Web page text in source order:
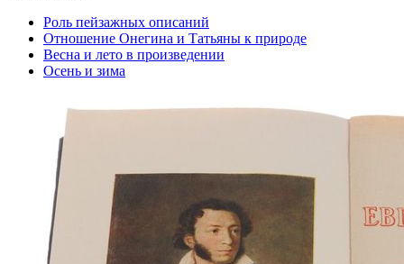
Роль пейзажных описаний
Отношение Онегина и Татьяны к природе
Весна и лето в произведении
Осень и зима